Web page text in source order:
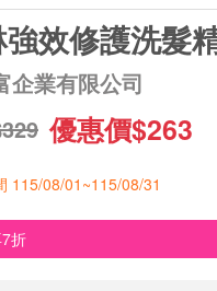
效修護洗髮
企業有限公司
優惠價$263
115/08/01~115/08/31
折